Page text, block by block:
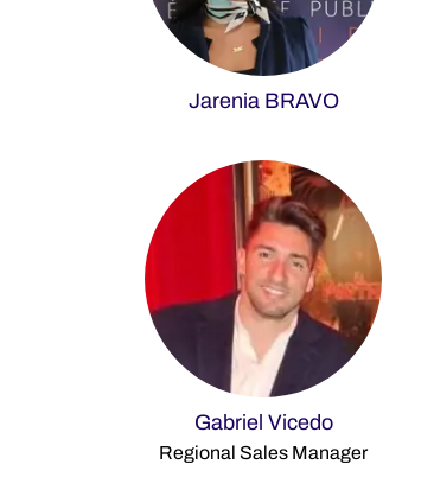
Jarenia BRAVO
Gabriel Vicedo
Regional Sales Manager